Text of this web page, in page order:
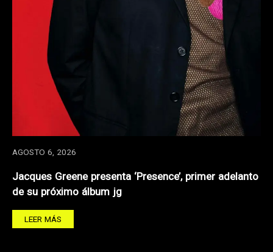
AGOSTO 6, 2026
Jacques Greene presenta ‘Presence’, primer adelanto
de su próximo álbum jg
LEER MÁS